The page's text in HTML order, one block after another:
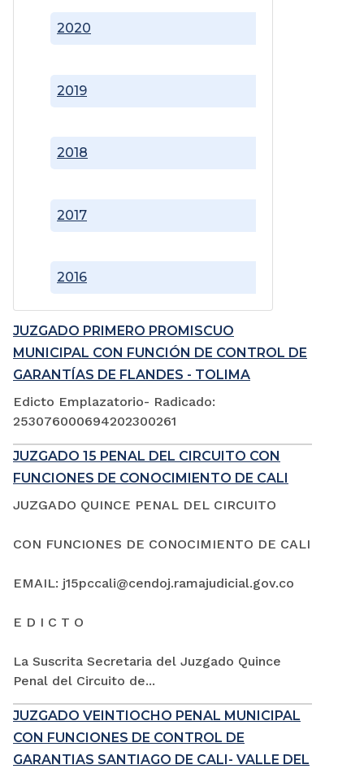
2016
2017
2018
2019
2020
JUZGADO PRIMERO PROMISCUO
MUNICIPAL CON FUNCIÓN DE CONTROL DE
GARANTÍAS DE FLANDES - TOLIMA
Edicto Emplazatorio- Radicado:
253076000694202300261
JUZGADO 15 PENAL DEL CIRCUITO CON
FUNCIONES DE CONOCIMIENTO DE CALI
JUZGADO QUINCE PENAL DEL CIRCUITO
CON FUNCIONES DE CONOCIMIENTO DE CALI
EMAIL: j15pccali@cendoj.ramajudicial.gov.co
E D I C T O
La Suscrita Secretaria del Juzgado Quince
Penal del Circuito de...
JUZGADO VEINTIOCHO PENAL MUNICIPAL
CON FUNCIONES DE CONTROL DE
GARANTIAS SANTIAGO DE CALI- VALLE DEL